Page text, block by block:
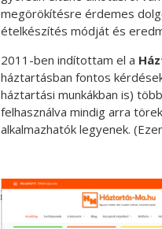
megörökítésre érdemes
ételkészítés módját és
2011-ben indítottam el a
háztartásban fontos
háztartási munkákban is)
felhasználva mindig arra
alkalmazhatók legyenek.